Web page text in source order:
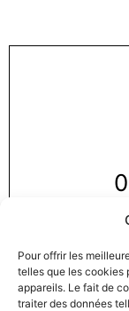
Pour offrir les
telles que les cookies
appareils. Le fait de
traiter des données